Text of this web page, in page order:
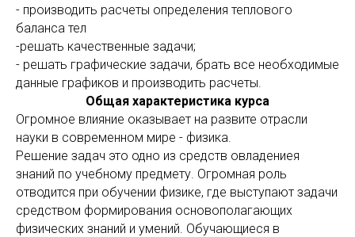
- производить расчеты определения теплового
баланса тел
-решать качественные задачи;
- решать графические задачи, брать все необходимые
данные графиков и производить расчеты.
Общая характеристика курса
Огромное влияние оказывает на развите отрасли
науки в современном мире - физика.
Решение задач это одно из средств овладениея
знаний по учебному предмету. Огромная роль
отводится при обучении физике, где выступают задачи
средством формирования основополагающих
физических знаний и умений. Обучающиеся в